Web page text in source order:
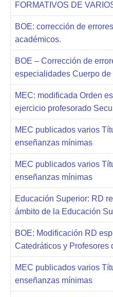
FORMATIVOS DE
BOE: corrección de
académicos.
BOE – Corrección de
especialidades Cuerpo de
MEC: modificada Orden
ejercicio profesorado
MEC publicados varios
enseñanzas mínimas
MEC publicados varios
enseñanzas mínimas
Educación Superior: RD
ámbito de la Educación
BOE: Modificación RD
Catedráticos y Profesores
MEC publicados varios
enseñanzas mínimas